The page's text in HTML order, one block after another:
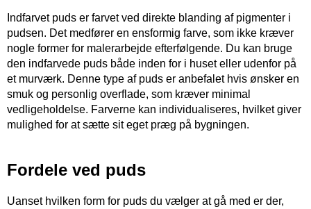
Indfarvet puds er farvet ved direkte blanding af pigmenter i
pudsen. Det medfører en ensformig farve, som ikke kræver
nogle former for malerarbejde efterfølgende. Du kan bruge
den indfarvede puds både inden for i huset eller udenfor på
et murværk. Denne type af puds er anbefalet hvis ønsker en
smuk og personlig overflade, som kræver minimal
vedligeholdelse. Farverne kan individualiseres, hvilket giver
mulighed for at sætte sit eget præg på bygningen.
Fordele ved puds
Uanset hvilken form for puds du vælger at gå med er der,